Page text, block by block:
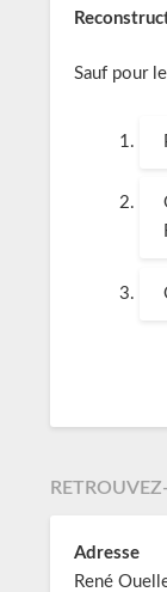
Sauf pour
Adresse
René